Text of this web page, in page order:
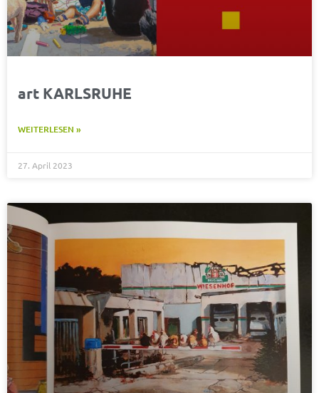
art KARLSRUHE
WEITERLESEN »
27. April 2023